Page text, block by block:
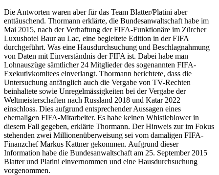
Die Antworten waren aber für das Team Blatter/Platini aber
enttäuschend. Thormann erklärte, die Bundesanwaltschaft habe im
Mai 2015, nach der Verhaftung der FIFA-Funktionäre im Zürcher
Luxushotel Baur au Lac, eine begleitete Edition in der FIFA
durchgeführt. Was eine Hausdurchsuchung und Beschlagnahmung
von Daten mit Einverständnis der FIFA ist. Dabei habe man
Lohnauszüge sämtlicher 24 Mitglieder des sogenannten FIFA-
Exekutivkomitees einverlangt. Thormann berichtete, dass die
Untersuchung anfänglich auch die Vergabe von TV-Rechten
beinhaltete sowie Unregelmässigkeiten bei der Vergabe der
Weltmeisterschaften nach Russland 2018 und Katar 2022
einschloss. Dies aufgrund entsprechender Aussagen eines
ehemaligen FIFA-Mitarbeiter. Es habe keinen Whistleblower in
diesem Fall gegeben, erklärte Thormann. Der Hinweis zur im Fokus
stehenden zwei Millionenüberweisung sei vom damaligen FIFA-
Finanzchef Markus Kattner gekommen. Aufgrund dieser
Information habe die Bundesanwaltschaft am 25. September 2015
Blatter und Platini einvernommen und eine Hausdurchsuchung
vorgenommen.